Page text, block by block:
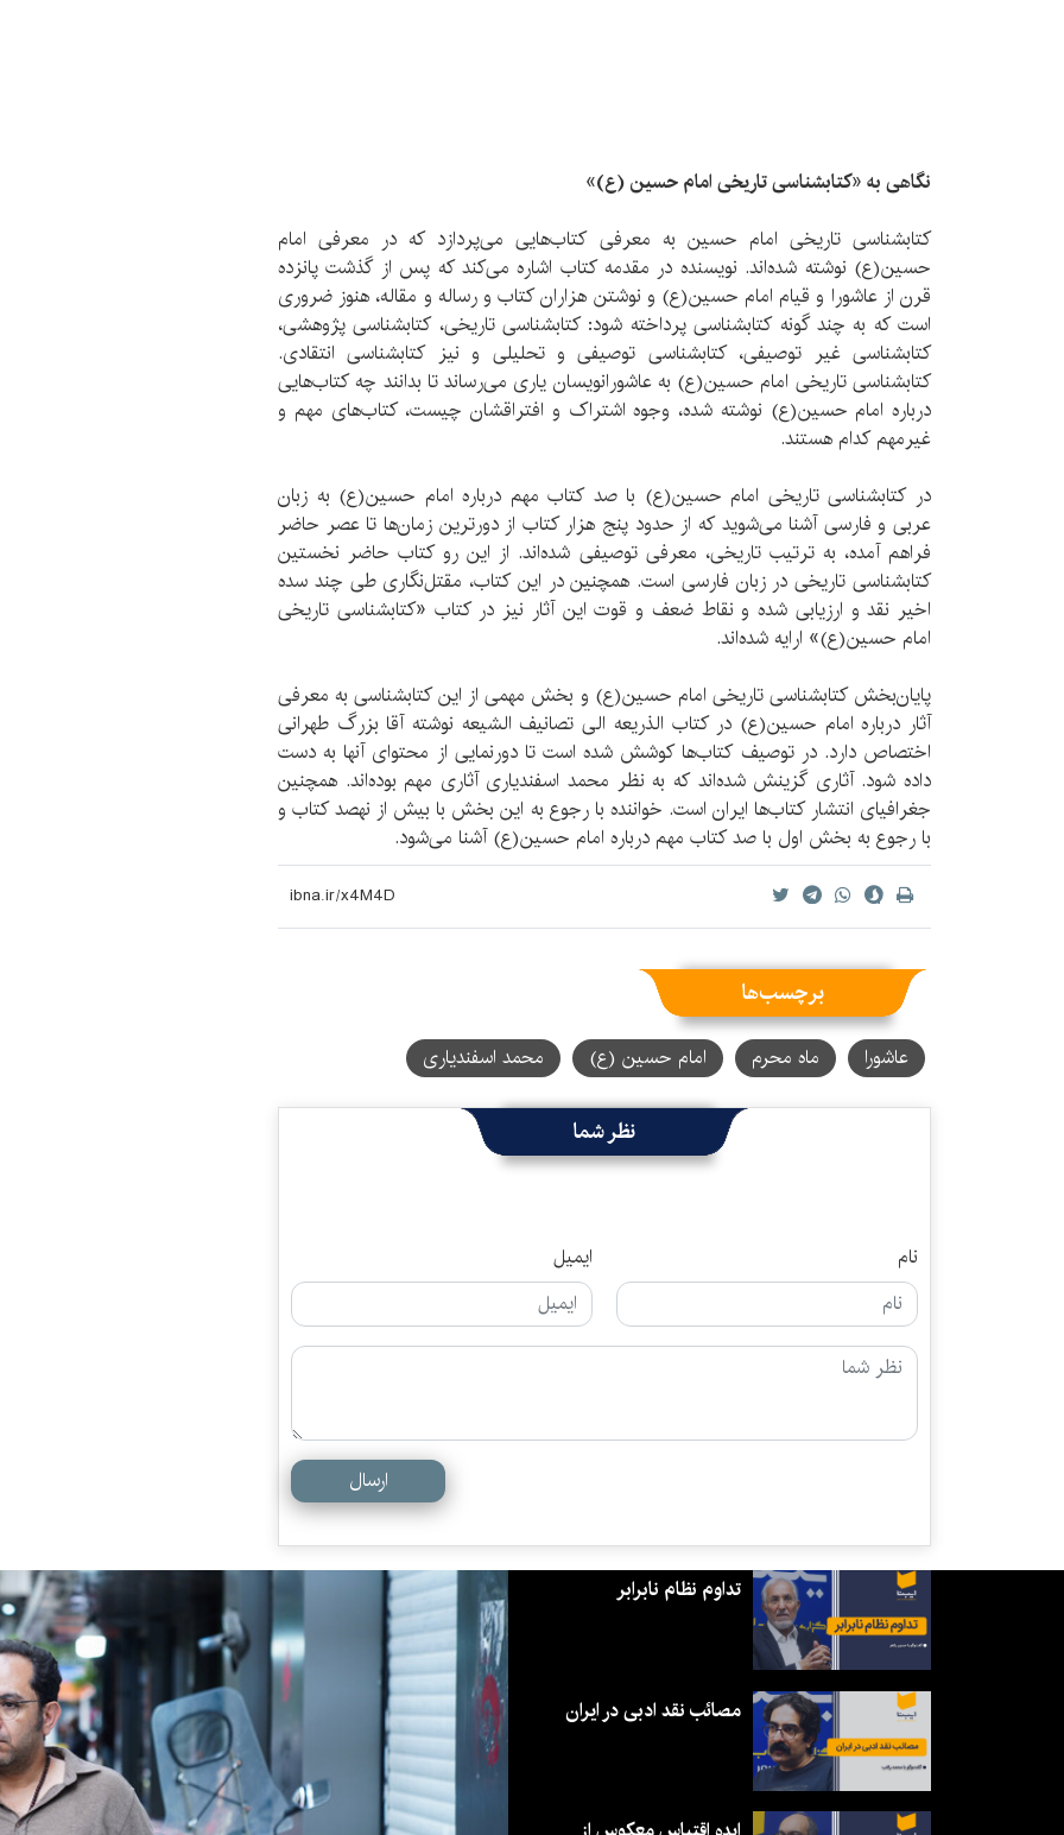
نگاهی به «کتابشناسی تاریخی امام حسین (ع)»
کتابشناسی تاریخی امام حسین به معرفی کتاب‌هایی می‌پردازد که در معرفی امام
حسین(ع) نوشته شده‌اند. نویسنده در مقدمه کتاب اشاره می‌کند که پس از گذشت پانزده
قرن از عاشورا و قیام امام حسین‌(ع) و نوشتن هزاران کتاب و رساله و مقاله، هنوز ضروری
است که به چند گونه کتابشناسی پرداخته شود: کتابشناسی تاریخی، کتابشناسی پژوهشی،
کتابشناسی غیر توصیفی، کتابشناسی توصیفی و تحلیلی و نیز کتابشناسی انتقادی.
کتابشناسی تاریخی امام حسین(ع) به عاشورانویسان یاری می‌رساند تا بدانند چه کتاب‌هایی
درباره امام حسین(ع) نوشته شده، وجوه اشتراک و افتراقشان چیست، کتاب‌های مهم و
غیرمهم کدام هستند.
در کتابشناسی تاریخی امام حسین(ع) با صد کتاب مهم درباره امام حسین(ع) به زبان
عربی و فارسی آشنا می‌شوید که از حدود پنج هزار کتاب از دورترین زمان‌ها تا عصر حاضر
فراهم آمده، به ترتیب تاریخی، معرفی توصیفی شده‌اند. از این رو کتاب حاضر نخستین
کتابشناسی تاریخی در زبان فارسی است. همچنین در این کتاب، مقتل‌‌نگاری طی چند سده
اخیر نقد و ارزیابی شده و نقاط ضعف و قوت این آثار نیز در کتاب «کتابشناسی تاریخی
امام حسین(ع)» ارایه شده‌اند.
پایان‌بخش کتابشناسی تاریخی امام حسین(ع) و بخش مهمی از این کتابشناسی به معرفی
آثار درباره امام حسین(ع) در کتاب الذریعه الی تصانیف الشیعه نوشته آقا بزرگ طهرانی
اختصاص دارد. در توصیف کتاب‌ها کوشش شده است تا دورنمایی از محتوای آنها به دست
داده شود. آثاری گزینش شده‌اند که به نظر محمد اسفندیاری آثاری مهم بوده‌اند. همچنین
جغرافیای انتشار کتاب‌ها ایران است. خواننده با رجوع به این بخش با بیش از نهصد کتاب و
با رجوع به بخش اول با صد کتاب مهم درباره امام حسین(ع) آشنا می‌شود.
برچسب‌ها
عاشورا ماه محرم امام حسین (ع) محمد اسفندیاری
نظر شما
نام ایمیل
ارسال
تداوم نظام نابرابر
مصائب نقد ادبی در ایران